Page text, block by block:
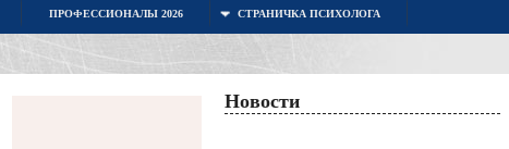
ПРОФЕССИОНАЛЫ 2026 СТРАНИЧКА ПСИХОЛОГА
Новости